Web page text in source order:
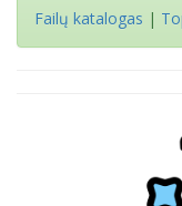
Failų katalogas |